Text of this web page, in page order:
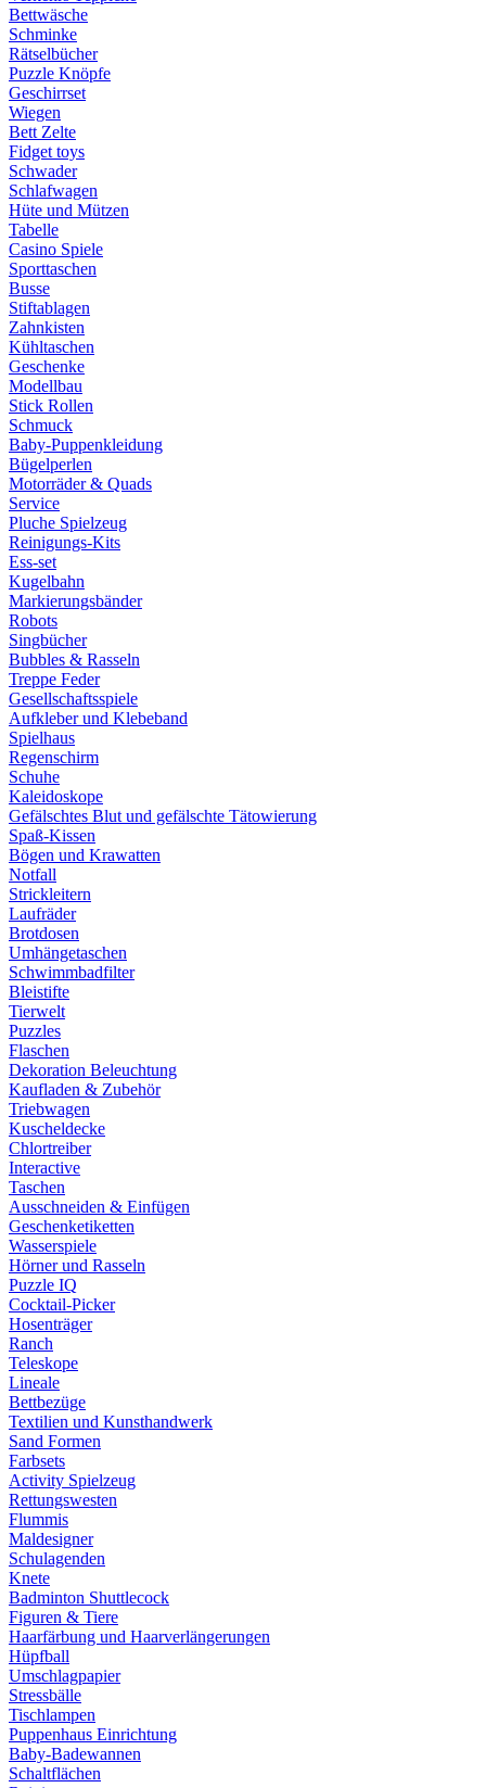
Bettwäsche
Schminke
Rätselbücher
Puzzle Knöpfe
Geschirrset
Wiegen
Bett Zelte
Fidget toys
Schwader
Schlafwagen
Hüte und Mützen
Tabelle
Casino Spiele
Sporttaschen
Busse
Stiftablagen
Zahnkisten
Kühltaschen
Geschenke
Modellbau
Stick Rollen
Schmuck
Baby-Puppenkleidung
Bügelperlen
Motorräder & Quads
Service
Pluche Spielzeug
Reinigungs-Kits
Ess-set
Kugelbahn
Markierungsbänder
Robots
Singbücher
Bubbles & Rasseln
Treppe Feder
Gesellschaftsspiele
Aufkleber und Klebeband
Spielhaus
Regenschirm
Schuhe
Kaleidoskope
Gefälschtes Blut und gefälschte Tätowierung
Spaß-Kissen
Bögen und Krawatten
Notfall
Strickleitern
Laufräder
Brotdosen
Umhängetaschen
Schwimmbadfilter
Bleistifte
Tierwelt
Puzzles
Flaschen
Dekoration Beleuchtung
Kaufladen & Zubehör
Triebwagen
Kuscheldecke
Chlortreiber
Interactive
Taschen
Ausschneiden & Einfügen
Geschenketiketten
Wasserspiele
Hörner und Rasseln
Puzzle IQ
Cocktail-Picker
Hosenträger
Ranch
Teleskope
Lineale
Bettbezüge
Textilien und Kunsthandwerk
Sand Formen
Farbsets
Activity Spielzeug
Rettungswesten
Flummis
Maldesigner
Schulagenden
Knete
Badminton Shuttlecock
Figuren & Tiere
Haarfärbung und Haarverlängerungen
Hüpfball
Umschlagpapier
Stressbälle
Tischlampen
Puppenhaus Einrichtung
Baby-Badewannen
Schaltflächen